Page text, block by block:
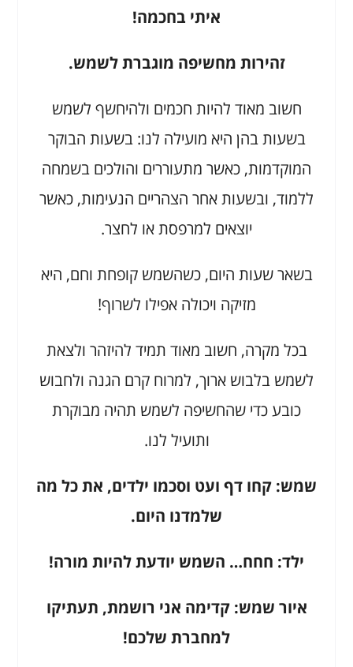
איתי בחכמה!
זהירות מחשיפה מוגברת לשמש.
חשוב מאוד להיות חכמים ולהיחשף לשמש
בשעות בהן היא מועילה לנו: בשעות הבוקר
המוקדמות, כאשר מתעוררים והולכים בשמחה
ללמוד, ובשעות אחר הצהריים הנעימות, כאשר
יוצאים למרפסת או לחצר.
בשאר שעות היום, כשהשמש קופחת וחם, היא
מזיקה ויכולה אפילו לשרוף!
בכל מקרה, חשוב מאוד תמיד להיזהר ולצאת
לשמש בלבוש ארוך, למרוח קרם הגנה ולחבוש
כובע כדי שהחשיפה לשמש תהיה מבוקרת
ותועיל לנו.
שמש: קחו דף ועט וסכמו ילדים, את כל מה
שלמדנו היום.
ילד: חחח… השמש יודעת להיות מורה!
איור שמש: קדימה אני רושמת, תעתיקו
למחברת שלכם!